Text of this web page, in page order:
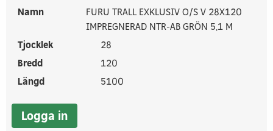
Namn
FURU TRALL EXKLUSIV O/S V 28X120
IMPREGNERAD NTR-AB GRÖN 5,1 M
Tjocklek
28
Bredd
120
Längd
5100
Logga in